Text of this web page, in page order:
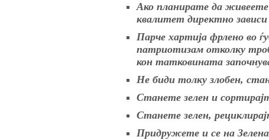
Ако планирате да
квалитет директно
Парче хартија фрлено во
патриотизам отколку
кон татковината
Не биди толку злобен,
Станете зелен и
Станете зелен,
Придружете и се на